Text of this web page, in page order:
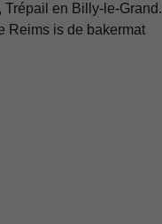
en Billy-le-Grand.
Reims is de bakermat